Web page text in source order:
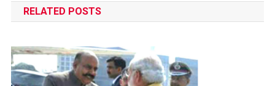
RELATED POSTS